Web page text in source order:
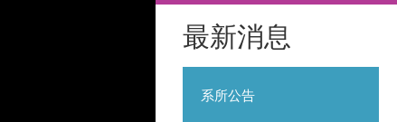
最新消息
系所公告